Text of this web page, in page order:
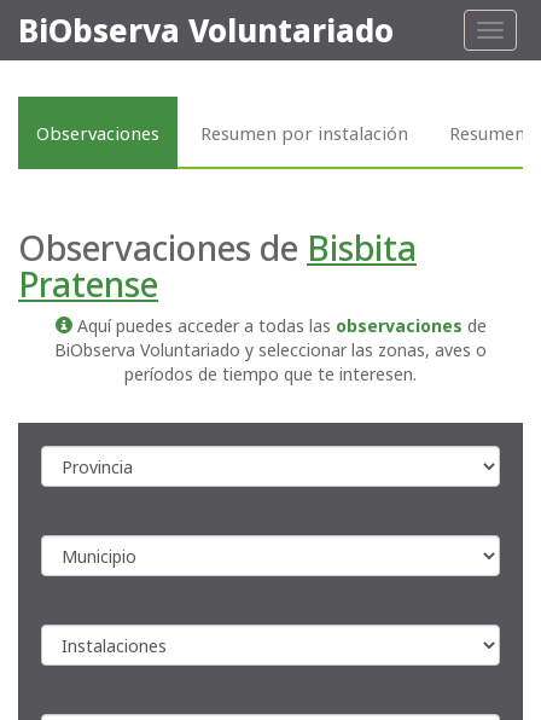
Toggle
BiObserva Voluntariado
Observaciones Resumen por instalación Resumen
Observaciones de Bisbita
Pratense
Aquí puedes acceder a todas las observaciones de
BiObserva Voluntariado y seleccionar las zonas, aves o
períodos de tiempo que te interesen.